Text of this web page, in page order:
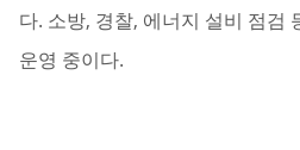
다. 소방, 경찰, 에너지 설비 점검
운영 중이다.